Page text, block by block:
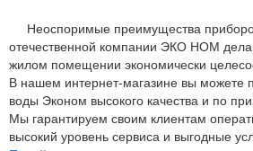
Неоспоримые преимущества
отечественной компании ЭКО НОМ
жилом помещении экономически
В нашем интернет-магазине вы можете
воды Эконом высокого качества и по
Мы гарантируем своим клиентам
высокий уровень сервиса и выгодные